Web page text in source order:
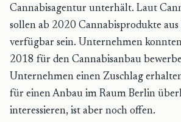
Cannabisagentur unterhält. Laut
sollen ab 2020 Cannabisprodukte aus
verfügbar sein. Unternehmen
2018 für den Cannabisanbau
Unternehmen einen Zuschlag
für einen Anbau im Raum Berlin
interessieren, ist aber noch offen.